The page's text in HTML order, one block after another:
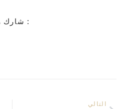
شارك هذا :
التالي